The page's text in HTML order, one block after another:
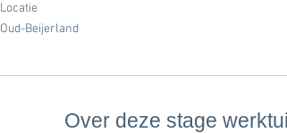
Locatie
Oud-Beijerland
Over deze stage